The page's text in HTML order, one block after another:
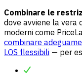
Combinare le
dove avviene la vera
moderni come
combinare
LOS flessibili — per